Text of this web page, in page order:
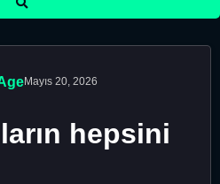
Mayıs 20, 2026
hepsini